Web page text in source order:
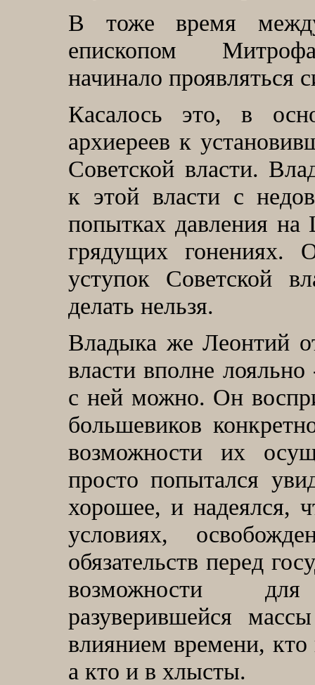
В тоже время
епископом
начинало проявляться
Касалось это, в
архиереев к
Советской власти.
к этой власти с
попытках давления на
грядущих гонениях.
уступок Советской
делать нельзя.
Владыка же Леонтий
власти вполне
с ней можно. Он
большевиков
возможности их
просто попытался
хорошее, и надеялся,
условиях,
обязательств перед
возможности
разуверившейся
влиянием времени,
а кто и в хлысты.